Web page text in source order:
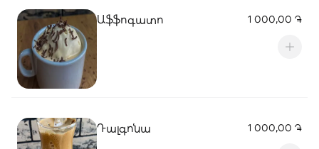
Աֆֆոգատո 1 000,00 ֏
Դալգոնա 1 000,00 ֏